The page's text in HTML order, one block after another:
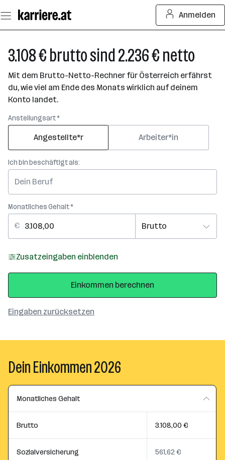
Seiteninhalt
springen
Anmelden
3.108 € brutto sind 2.236 € netto
Mit dem Brutto-Netto-Rechner für Österreich erfährst
du, wie viel am Ende des Monats wirklich auf deinem
Konto landet.
Anstellungsart *
Angestellte*r Arbeiter*in
Ich bin beschäftigt als:
Monatliches Gehalt *
Zusatzeingaben einblenden
Eingaben zurücksetzen
Einkommen berechnen
Dein Einkommen 2026
Monatliches Gehalt
Brutto 3.108,00 €
Sozialversicherung 561,62 €